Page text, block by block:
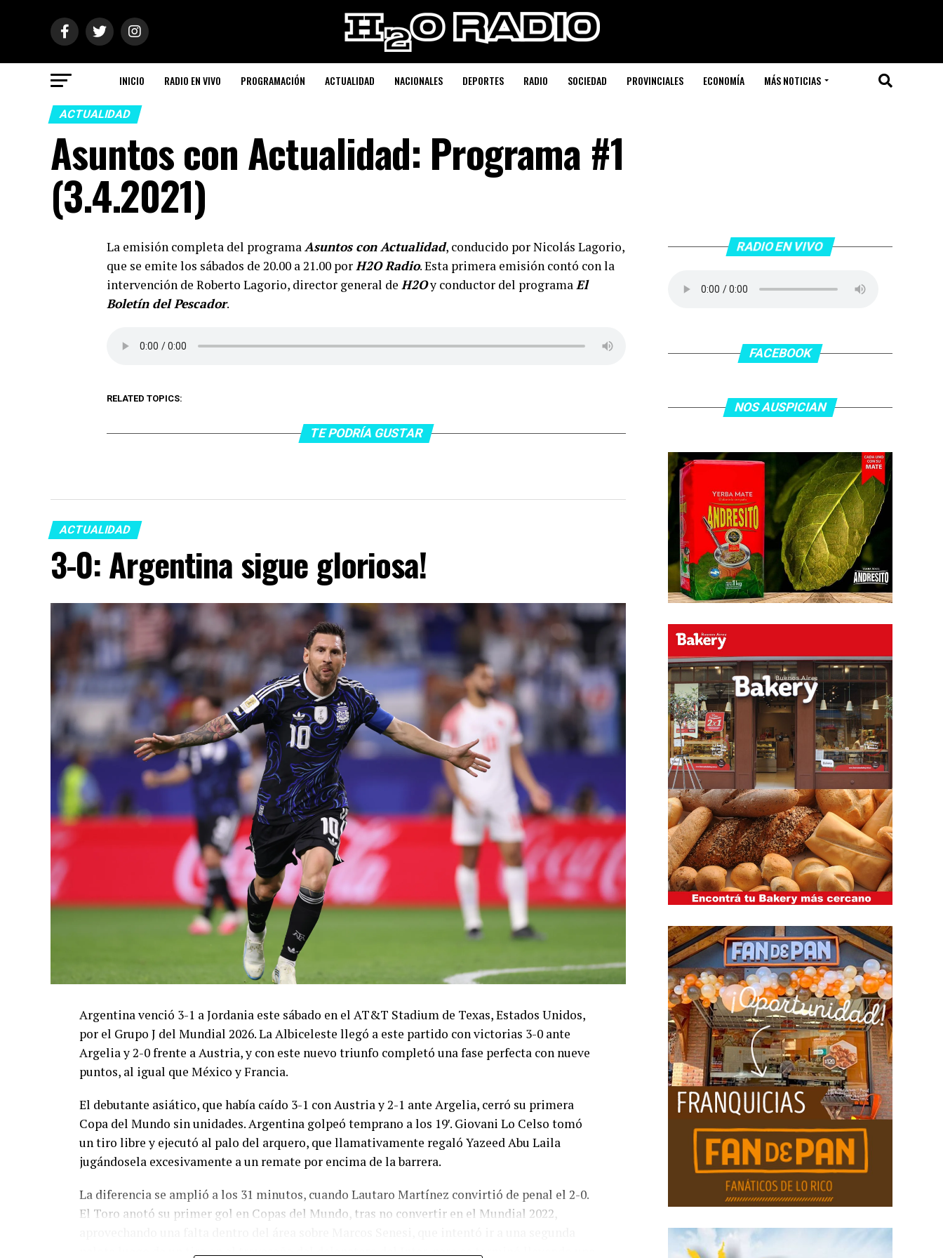
INICIO RADIO EN VIVO PROGRAMACIÓN ACTUALIDAD NACIONALES DEPORTES RADIO SOCIEDAD PROVINCIALES ECONOMÍA MÁS NOTICIAS
ACTUALIDAD
Asuntos con Actualidad: Programa #1
(3.4.2021)
La emisión completa del programaAsuntos con Actualidad, conducido por Nicolás Lagorio,
que se emite los sábados de 20.00 a 21.00 porH2O Radio. Esta primera emisión contó con la
intervención de Roberto Lagorio, director general de H2Oy conductor del programaEl
Boletín del Pescador.
RELATED TOPICS:
TE PODRÍA GUSTAR
ACTUALIDAD
3-0: Argentina sigue gloriosa!
Argentina venció 3-1 a Jordania este sábado en el AT&T Stadium de Texas, Estados Unidos,
por el Grupo J del Mundial 2026. La Albiceleste llegó a este partido con victorias 3-0 ante
Argelia y 2-0 frente a Austria, y con este nuevo triunfo completó una fase perfecta con nueve
puntos, al igual que México y Francia.
El debutante asiático, que había caído 3-1 con Austria y 2-1 ante Argelia, cerró su primera
Copa del Mundo sin unidades. Argentina golpeó temprano a los 19′. Giovani Lo Celso tomó
un tiro libre y ejecutó al palo del arquero, que llamativamente regaló Yazeed Abu Laila
jugándosela excesivamente a un remate por encima de la barrera.
La diferencia se amplió a los 31 minutos, cuando Lautaro Martínez convirtió de penal el 2-0.
El Toro anotó su primer gol en Copas del Mundo, tras no convertir en el Mundial 2022,
pelota luego de un tiro en el travesaño del delanatero del Inter, pero se terminó llevando una
RADIO EN VIVO
FACEBOOK
NOS AUSPICIAN